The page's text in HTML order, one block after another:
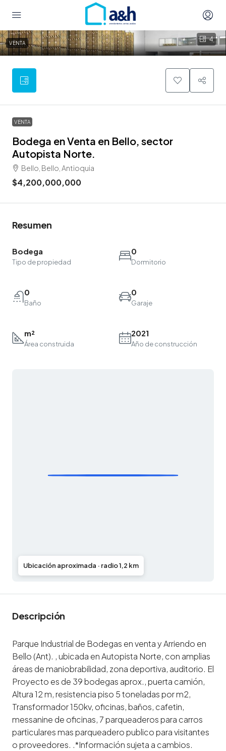
4
VENTA
VENTA
Bodega en Venta en Bello, sector
Autopista Norte.
Bello, Bello, Antioquia
$4,200,000,000
Resumen
Bodega
Tipo de propiedad
0
Dormitorio
0
Baño
0
Garaje
m²
Área construida
2021
Año de construcción
Ubicación aproximada · radio 1,2 km
Descripción
Parque Industrial de Bodegas en venta y Arriendo en
Bello (Ant). , ubicada en Autopista Norte, con amplias
áreas de maniobrabilidad, zona deportiva, auditorio. El
Proyecto es de 39 bodegas aprox., puerta camión,
Altura 12 m, resistencia piso 5 toneladas por m2,
Transformador 150kv, oficinas, baños, cafetin,
messanine de oficinas, 7 parqueaderos para carros
particulares mas parqueadero publico para visitantes
o proveedores. .*Información sujeta a cambios.